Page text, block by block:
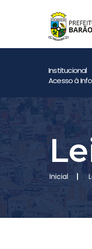
Institucional
Acesso à
Inicial